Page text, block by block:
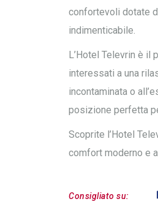
confortevoli dotate
indimenticabile.
L’Hotel Televrin è il
interessati a una
incontaminata o
posizione perfetta
Scoprite l’Hotel
comfort moderno e
Consigliato su: